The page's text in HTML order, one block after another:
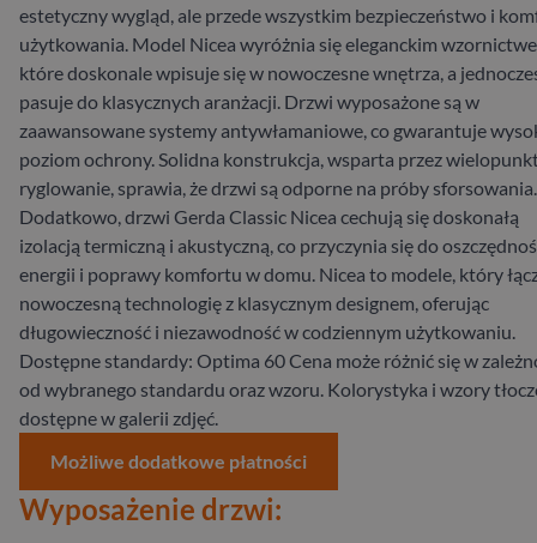
estetyczny wygląd, ale przede wszystkim bezpieczeństwo i
użytkowania. Model Nicea wyróżnia się eleganckim
które doskonale wpisuje się w nowoczesne wnętrza, a
pasuje do klasycznych aranżacji. Drzwi wyposażone są w
zaawansowane systemy antywłamaniowe, co gwarantuje
poziom ochrony. Solidna konstrukcja, wsparta przez
ryglowanie, sprawia, że drzwi są odporne na próby sforsowania.
Dodatkowo, drzwi Gerda Classic Nicea cechują się doskonałą
izolacją termiczną i akustyczną, co przyczynia się do
energii i poprawy komfortu w domu. Nicea to modele, który
nowoczesną technologię z klasycznym designem, oferując
długowieczność i niezawodność w codziennym użytkowaniu.
Dostępne standardy: Optima 60 Cena może różnić się w
od wybranego standardu oraz wzoru. Kolorystyka i wzory
dostępne w galerii zdjęć.
Możliwe dodatkowe płatności
Wyposażenie drzwi: